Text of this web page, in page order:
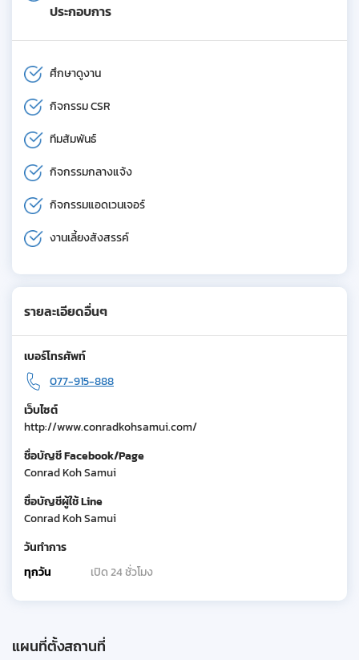
ประกอบการ
ศึกษาดูงาน
กิจกรรม CSR
ทีมสัมพันธ์
กิจกรรมกลางแจ้ง
กิจกรรมแอดเวนเจอร์
งานเลี้ยงสังสรรค์
รายละเอียดอื่นๆ
เบอร์โทรศัพท์
077-915-888
เว็บไซต์
http://www.conradkohsamui.com/
ชื่อบัญชี Facebook/Page
Conrad Koh Samui
ชื่อบัญชีผู้ใช้ Line
Conrad Koh Samui
วันทำการ
ทุกวัน
เปิด 24 ชั่วโมง
แผนที่ตั้งสถานที่